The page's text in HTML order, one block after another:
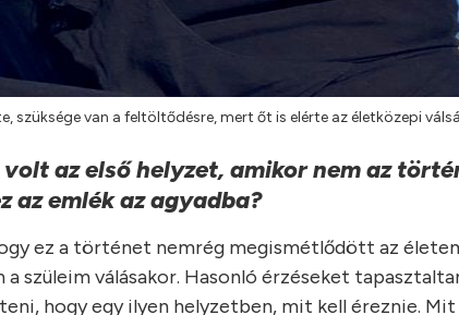
szüksége van a feltöltődésre, mert őt is elérte az életközepi
az első helyzet, amikor nem az
az emlék az agyadba?
ez a történet nemrég megismétlődött az
szüleim válásakor. Hasonló érzéseket
hogy egy ilyen helyzetben, mit kell éreznie. Mit